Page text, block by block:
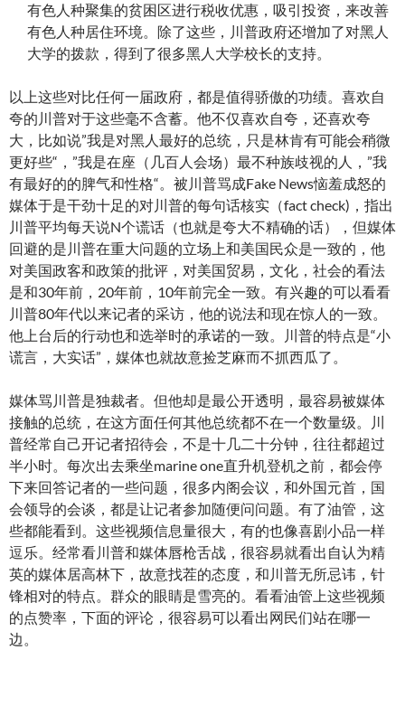
有色人种聚集的贫困区进行税收优惠，吸引投资，来改善
有色人种居住环境。除了这些，川普政府还增加了对黑人
大学的拨款，得到了很多黑人大学校长的支持。
以上这些对比任何一届政府，都是值得骄傲的功绩。喜欢自
夸的川普对于这些毫不含蓄。他不仅喜欢自夸，还喜欢夸
大，比如说”我是对黑人最好的总统，只是林肯有可能会稍微
更好些“，”我是在座（几百人会场）最不种族歧视的人，”我
有最好的的脾气和性格“。被川普骂成Fake News恼羞成怒的
媒体于是干劲十足的对川普的每句话核实（fact check)，指出
川普平均每天说N个谎话（也就是夸大不精确的话），但媒体
回避的是川普在重大问题的立场上和美国民众是一致的，他
对美国政客和政策的批评，对美国贸易，文化，社会的看法
是和30年前，20年前，10年前完全一致。有兴趣的可以看看
川普80年代以来记者的采访，他的说法和现在惊人的一致。
他上台后的行动也和选举时的承诺的一致。川普的特点是“小
谎言，大实话”，媒体也就故意捡芝麻而不抓西瓜了。
媒体骂川普是独裁者。但他却是最公开透明，最容易被媒体
接触的总统，在这方面任何其他总统都不在一个数量级。川
普经常自己开记者招待会，不是十几二十分钟，往往都超过
半小时。每次出去乘坐marine one直升机登机之前，都会停
下来回答记者的一些问题，很多内阁会议，和外国元首，国
会领导的会谈，都是让记者参加随便问问题。有了油管，这
些都能看到。这些视频信息量很大，有的也像喜剧小品一样
逗乐。经常看川普和媒体唇枪舌战，很容易就看出自认为精
英的媒体居高林下，故意找茬的态度，和川普无所忌讳，针
锋相对的特点。群众的眼睛是雪亮的。看看油管上这些视频
的点赞率，下面的评论，很容易可以看出网民们站在哪一
边。